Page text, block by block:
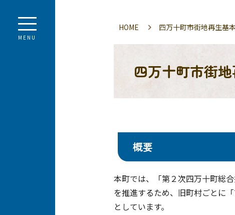
MENU
HOME 四万十町市街地再生基
四万十町市街
概要
本町では、「第２次四万十町総
を推進するため、旧町村ごとに
としています。